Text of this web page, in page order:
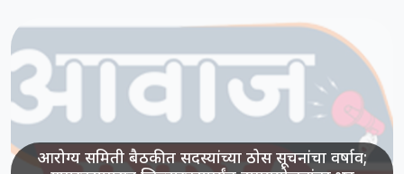
आरोग्य समिती बैठकीत सदस्यांच्या ठोस सूचनांचा वर्षाव;